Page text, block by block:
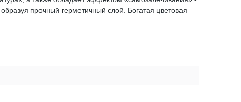
прочный герметичный слой. Богатая цветовая